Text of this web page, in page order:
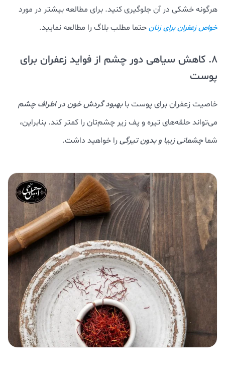
هرگونه خشکی در آن جلوگیری کنید. برای مطالعه بیشتر در مورد
خواص زعفران برای زنانحتما مطلب بلاگ را مطالعه نمایید.
8. کاهش سیاهی دور چشم از فواید زعفران برای
پوست
خاصیت زعفران برای پوست بابهبود گردش خون در اطراف چشم
می‌تواند حلقه‌های تیره و پف زیر چشم‌تان را کمتر کند. بنابراین،
شماچشمانی زیبا و بدون تیرگی را خواهید داشت.